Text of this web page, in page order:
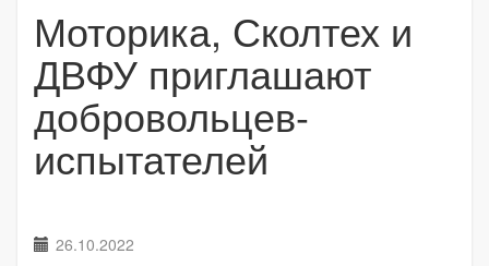
Моторика, Сколтех и
ДВФУ приглашают
добровольцев-
испытателей
26.10.2022